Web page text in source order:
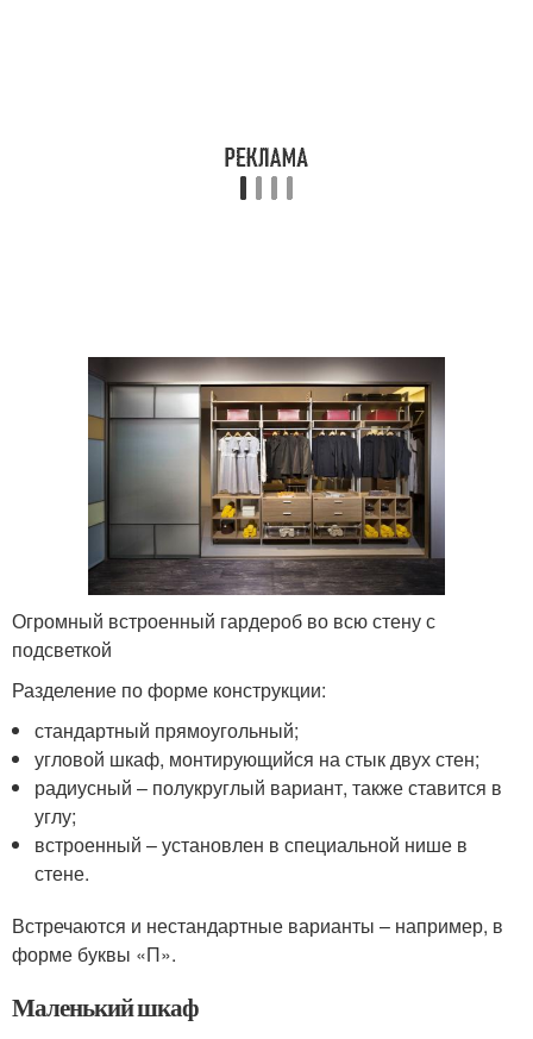
Огромный встроенный гардероб во всю стену с
подсветкой
Разделение по форме конструкции:
стандартный прямоугольный;
угловой шкаф, монтирующийся на стык двух стен;
радиусный – полукруглый вариант, также ставится в
углу;
встроенный – установлен в специальной нише в
стене.
Встречаются и нестандартные варианты – например, в
форме буквы «П».
Маленький шкаф